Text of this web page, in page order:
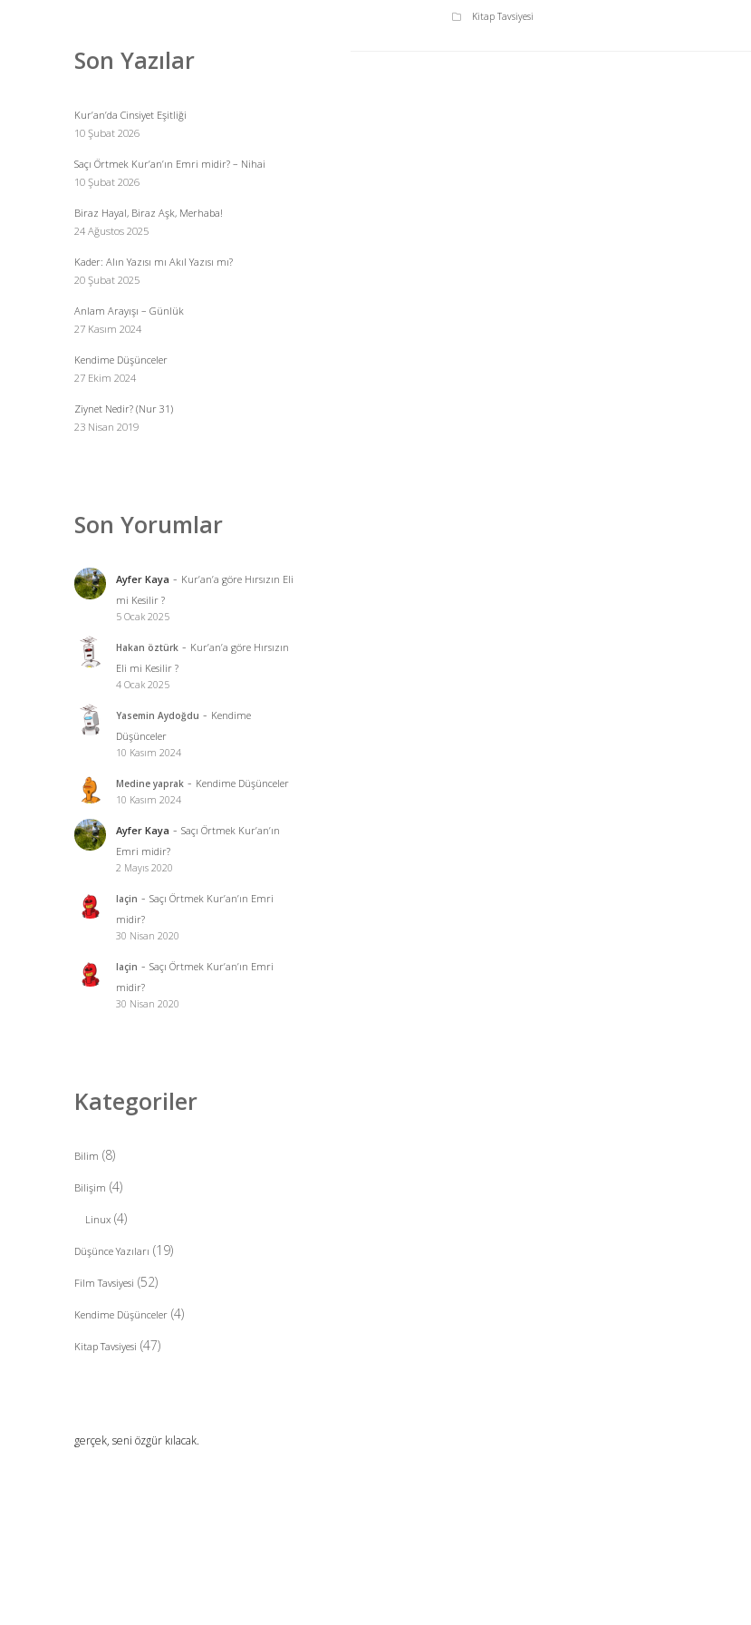
Son Yazılar
Kur’an’da Cinsiyet Eşitliği
10 Şubat 2026
Saçı Örtmek Kur’an’ın Emri midir? – Nihai
10 Şubat 2026
Biraz Hayal, Biraz Aşk, Merhaba!
24 Ağustos 2025
Kader: Alın Yazısı mı Akıl Yazısı mı?
20 Şubat 2025
Anlam Arayışı – Günlük
27 Kasım 2024
Kendime Düşünceler
27 Ekim 2024
Ziynet Nedir? (Nur 31)
23 Nisan 2019
Son Yorumlar
Ayfer Kaya - Kur’an’a göre Hırsızın Eli
mi Kesilir ?
5 Ocak 2025
Hakan öztürk- Kur’an’a göre Hırsızın
Eli mi Kesilir ?
4 Ocak 2025
Yasemin Aydoğdu - Kendime
Düşünceler
10 Kasım 2024
Medine yaprak- Kendime Düşünceler
10 Kasım 2024
Ayfer Kaya - Saçı Örtmek Kur’an’ın
Emri midir?
2 Mayıs 2020
laçin - Saçı Örtmek Kur’an’ın Emri
midir?
30 Nisan 2020
laçin - Saçı Örtmek Kur’an’ın Emri
midir?
30 Nisan 2020
Kategoriler
Bilim (8)
Bilişim (4)
Linux (4)
Düşünce Yazıları (19)
Film Tavsiyesi (52)
Kendime Düşünceler (4)
Kitap Tavsiyesi (47)
gerçek, seni özgür kılacak.
Kitap Tavsiyesi